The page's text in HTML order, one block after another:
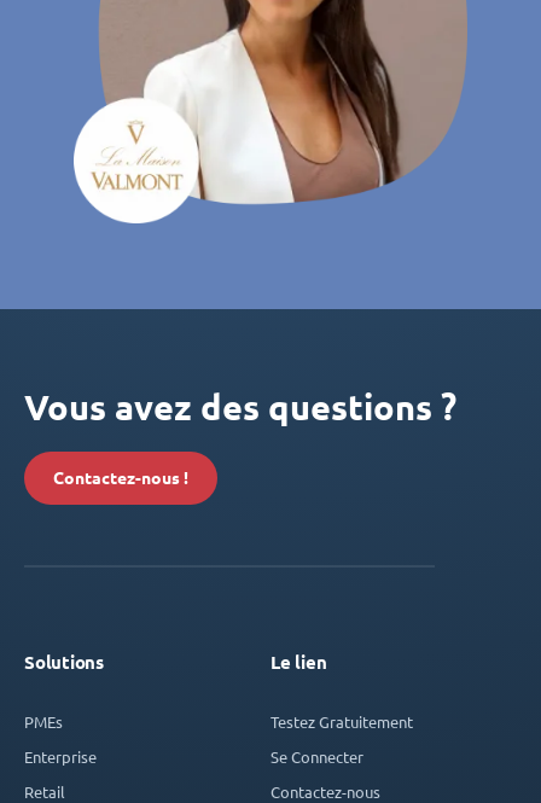
Vous avez des questions ?
Contactez-nous !
Solutions
PMEs
Enterprise
Retail
Le lien
Testez Gratuitement
Se Connecter
Contactez-nous